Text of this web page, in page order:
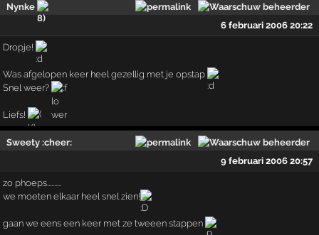
Nynke
6 februari 2006 20:22
Dropje!
Was afgelopen keer heel gezellig met je opstap
Snel weer?
Liefs!
Sweety :cheer:
9 februari 2006 20:57
zo phoeps..........
we moeten elkaar heel snel zien!
gaan we eens een keer met ze tweeen stappen